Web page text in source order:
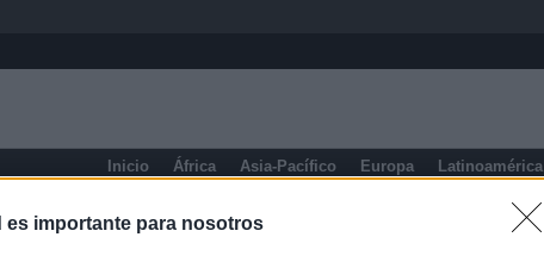
es importante para nosotros
Inicio África Asia-Pacífico Europa Latinoamérica